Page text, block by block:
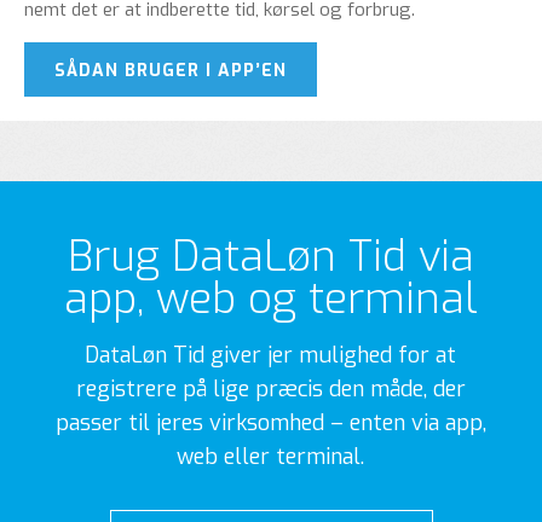
nemt det er at indberette tid, kørsel og forbrug.
SÅDAN BRUGER I APP’EN
Brug DataLøn Tid via
app, web og terminal
DataLøn Tid giver jer mulighed for at
registrere på lige præcis den måde, der
passer til jeres virksomhed – enten via app,
web eller terminal.